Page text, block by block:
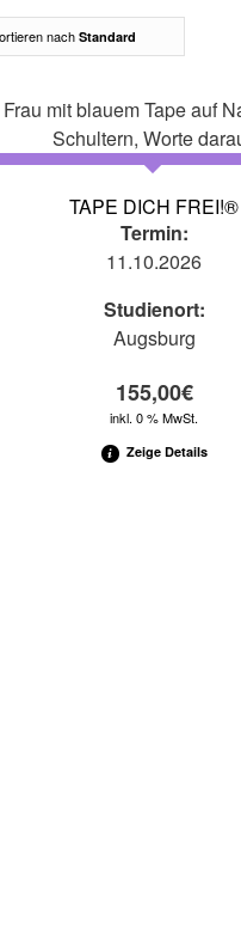
nachStandard
TAPE DICH FREI!®
Termin:
11.10.2026
Studienort:
Augsburg
155,00€
inkl. 0 % MwSt.
Zeige Details